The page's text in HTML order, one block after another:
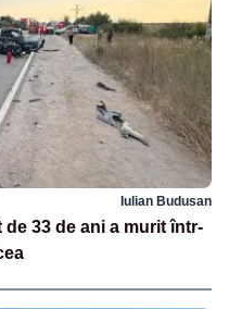
Iulian Budusan
33 de ani a murit într-